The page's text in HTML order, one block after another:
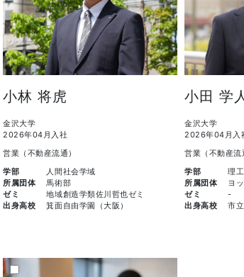
小林 将虎
金沢大学
2026年04月入社
営業（不動産流通）
学部
人間社会学域
所属団体
馬術部
ゼミ
地域創造学類佐川哲也ゼミ
出身高校
箕面自由学園（大阪）
小田 学
金沢大学
2026年04月入
営業（不動産流
学部
理
所属団体
ヨ
ゼミ
-
出身高校
市